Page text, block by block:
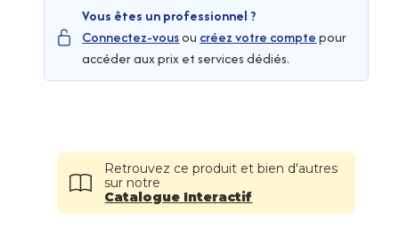
Vous êtes un professionnel ?
Connectez-vousou créez votre comptepour
accéder aux prix et services dédiés.
Retrouvez ce produit et bien d'autres
sur notre
Catalogue Interactif